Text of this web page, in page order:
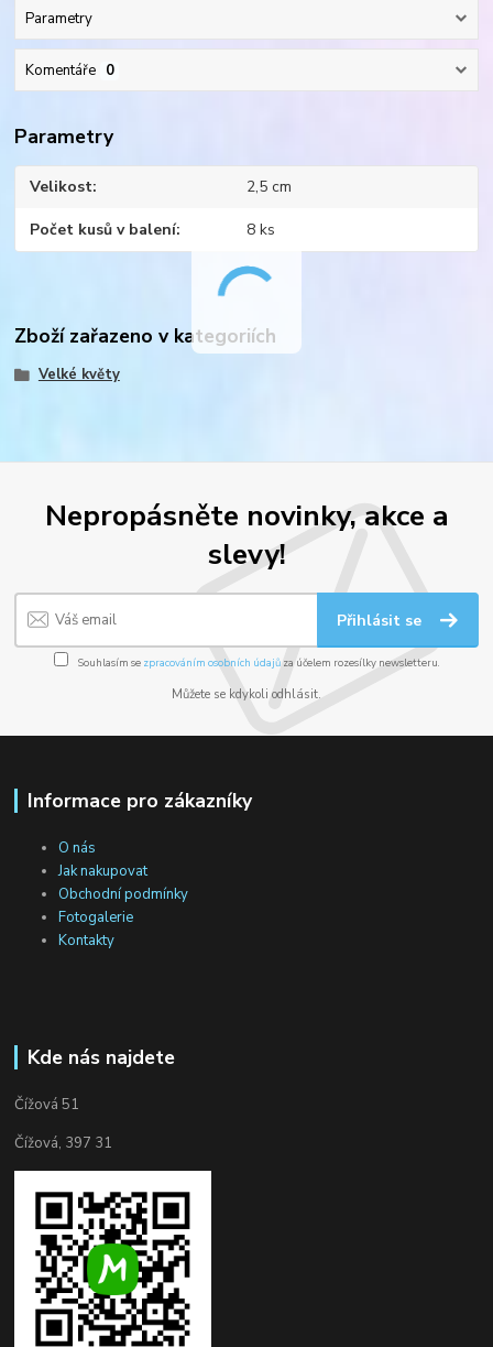
Parametry
Komentáře 0
Parametry
Velikost 2,5 cm
Počet kusů v balení 8 ks
Zboží zařazeno v kategoriích
Velké květy
Nepropásněte novinky, akce a
slevy!
Přihlásit se
Souhlasím se zpracováním osobních údajůza účelem rozesílky newsletteru.
Můžete se kdykoli odhlásit.
Informace pro zákazníky
O nás
Jak nakupovat
Obchodní podmínky
Fotogalerie
Kontakty
Kde nás najdete
Čížová 51
Čížová, 397 31